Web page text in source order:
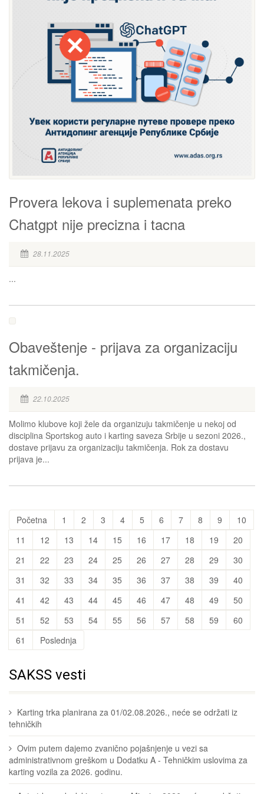
Provera lekova i suplemenata preko
Chatgpt nije precizna i tacna
28.11.2025
...
Obaveštenje - prijava za organizaciju
takmičenja.
22.10.2025
Molimo klubove koji žele da organizuju takmičenje u nekoj od
disciplina Sportskog auto i karting saveza Srbije u sezoni 2026.,
dostave prijavu za organizaciju takmičenja. Rok za dostavu
prijava je...
Početna 1 2 3 4 5 6 7 8 9
10
11
12 13 14 15 16 17 18 19
20
21
22 23 24 25 26 27 28 29
30
31
32 33 34 35 36 37 38 39
40
41
42 43 44 45 46 47 48 49
50
51
52 53 54 55 56 57 58 59
60
61
Poslednja
SAKSS vesti
Karting trka planirana za 01/02.08.2026., neće se održati iz
tehničkih
Ovim putem dajemo zvanično pojašnjenje u vezi sa
administrativnom greškom u Dodatku A - Tehničkim uslovima za
karting vozila za 2026. godinu.